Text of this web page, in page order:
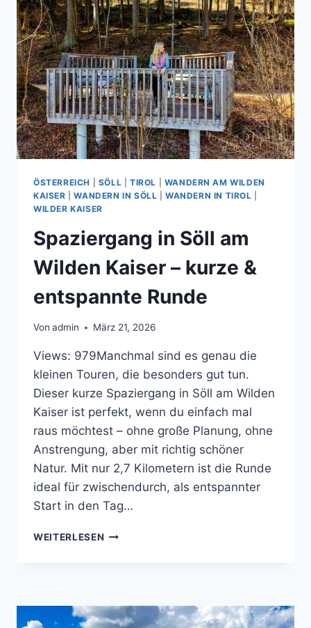
ÖSTERREICH SÖLL TIROL
WANDERN AM WILDEN
KAISER |WANDERN IN SÖLL |WANDERN IN TIROL
WILDER KAISER
Spaziergang in Söll am
Wilden Kaiser – kurze &
entspannte Runde
Von admin März 21, 2026
Views: 979Manchmal sind es genau die
kleinen Touren, die besonders gut tun.
Dieser kurze Spaziergang in Söll am Wilden
Kaiser ist perfekt, wenn du einfach mal
raus möchtest – ohne große Planung, ohne
Anstrengung, aber mit richtig schöner
Natur. Mit nur 2,7 Kilometern ist die Runde
ideal für zwischendurch, als entspannter
Start in den Tag…
WEITERLESEN SPAZIERGANG
KURZE
&